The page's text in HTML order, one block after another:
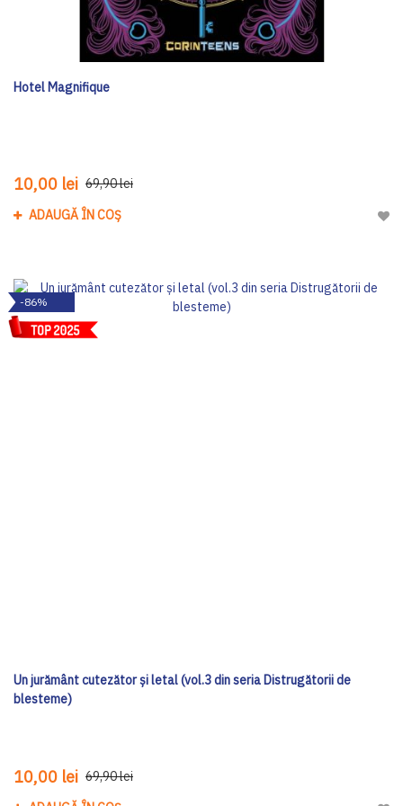
Hotel Magnifique
10,00 lei 69,90 lei
ADAUGĂ ÎN COȘ
-86%
Un jurământ cutezător și letal (vol.3 din seria Distrugătorii de
blesteme)
10,00 lei 69,90 lei